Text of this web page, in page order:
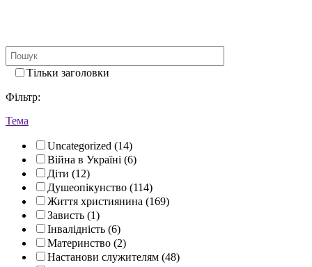
Тільки заголовки
Фiльтр:
Тема
Uncategorized (14)
Війна в Україні (6)
Діти (12)
Душеопікунство (114)
Життя християнина (169)
Зависть (1)
Інвалідність (6)
Материнство (2)
Настанови служителям (48)